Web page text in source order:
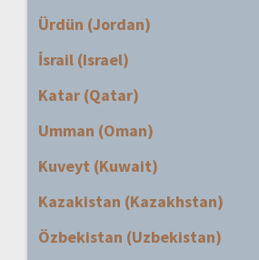
Ürdün (Jordan)
İsrail (Israel)
Katar (Qatar)
Umman (Oman)
Kuveyt (Kuwait)
Kazakistan (Kazakhstan)
Özbekistan (Uzbekistan)